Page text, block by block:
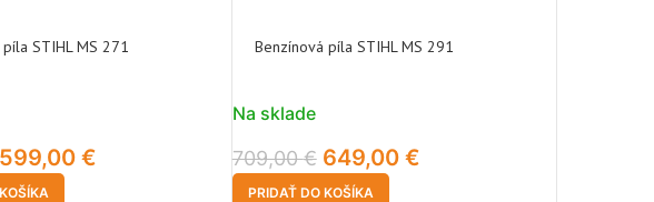
STIHL MS 271
599,00 €
Benzínová píla STIHL MS 291
Na sklade
709,00€ 649,00 €
PRIDAŤ DO KOŠÍKA